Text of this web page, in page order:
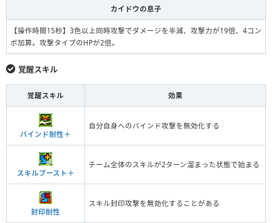
カイドウの息子
【操作時間15秒】3色以上同時攻撃でダメージを半減、攻撃力が19倍、4コン
ボ加算。攻撃タイプのHPが2倍。
覚醒スキル
覚醒スキル 効果
バインド耐性＋
自分自身へのバインド攻撃を無効化する
スキルブースト＋
チーム全体のスキルが2ターン溜まった状態で始まる
封印耐性
スキル封印攻撃を無効化することがある